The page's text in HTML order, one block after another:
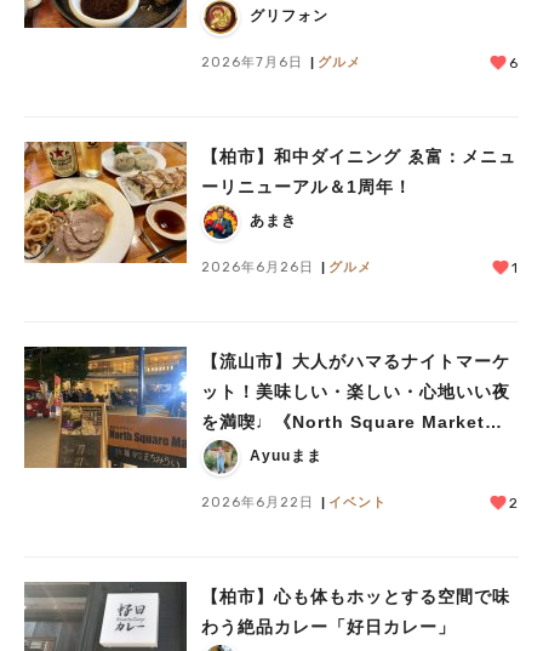
グリフォン
2026年7月6日 グルメ 6
【柏市】和中ダイニング ゑ富：メニュ
ーリニューアル＆1周年！
あまき
2026年6月26日 グルメ 1
【流山市】大人がハマるナイトマーケ
ット！美味しい・楽しい・心地いい夜
を満喫♩《North Square Market
vol.37》開催レポート
Ayuuまま
2026年6月22日 イベント 2
【柏市】心も体もホッとする空間で味
わう絶品カレー「好日カレー」